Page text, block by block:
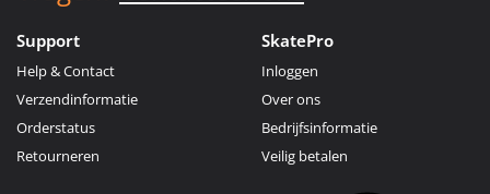
Support
Help & Contact
Verzendinformatie
Orderstatus
Retourneren
SkatePro
Inloggen
Over ons
Bedrijfsinformatie
Veilig betalen